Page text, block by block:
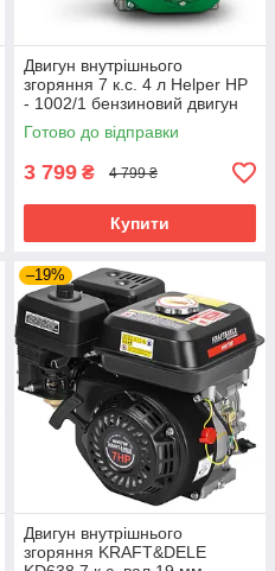
Двигун внутрішнього
згоряння 7 к.с. 4 л Helper HP
- 1002/1 бензиновий двигун
для садової техніки
бензомотор ДВЗ для техніки
Готово до відправки
3 799 ₴ 4 799 ₴
Купити
–19%
Двигун внутрішнього
згоряння KRAFT&DELE